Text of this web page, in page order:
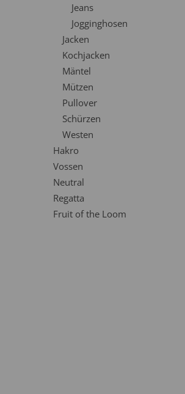
Jeans
Jogginghosen
Jacken
Kochjacken
Mäntel
Mützen
Pullover
Schürzen
Westen
Hakro
Vossen
Neutral
Regatta
Fruit of the Loom